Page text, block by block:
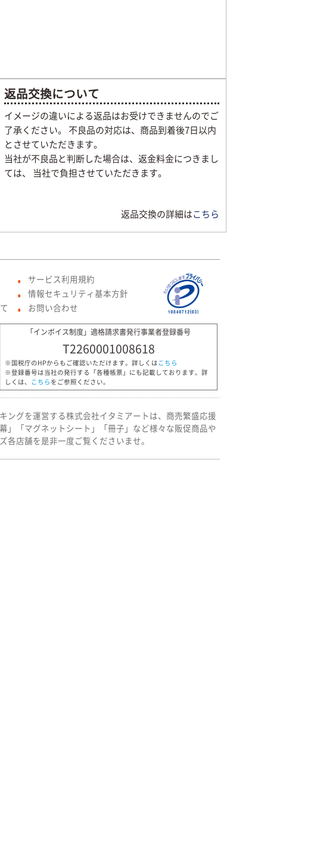
返品交換について
イメージの違いによる返品はお受けできませんのでご
了承ください。 不良品の対応は、商品到着後7日以内
とさせていただきます。
当社が不良品と判断した場合は、返金料金につきまし
ては、 当社で負担させていただきます。
返品交換の詳細はこちら
● サービス利用規約
● 情報セキュリティ基本方針
● お問い合わせ
「インボイス制度」適格請求書発行事業者登録番号
T2260001008618
※国税庁のHPからもご確認いただけます。詳しくは こちら
※登録番号は当社の発行する「各種帳票」にも記載しております。詳
しくは、
こちら をご参照ください。
ングを運営する株式会社イタミアートは、商売繁盛応援
」「マグネットシート」「冊子」など様々な販促商品や
店舗を是非一度ご覧くださいませ。